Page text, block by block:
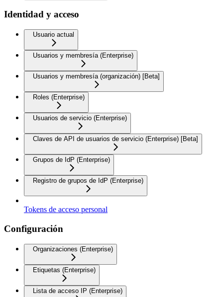
Identidad y acceso
Usuario actual
Usuarios y membresía (Enterprise)
Usuarios y membresía (organización) [Beta]
Roles (Enterprise)
Usuarios de servicio (Enterprise)
Claves de API de usuarios de servicio (Enterprise) [Beta]
Grupos de IdP (Enterprise)
Registro de grupos de IdP (Enterprise)
Tokens de acceso personal
Configuración
Organizaciones (Enterprise)
Etiquetas (Enterprise)
Lista de acceso IP (Enterprise)